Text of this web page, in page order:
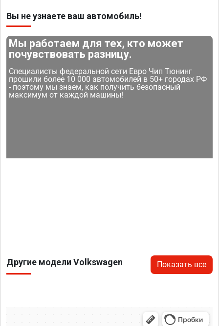
Вы не узнаете ваш автомобиль!
Мы работаем для тех, кто может
почувствовать разницу.
Специалисты федеральной сети Евро Чип Тюнинг
прошили более 10 000 автомобилей в 50+ городах РФ
- поэтому мы знаем, как получить безопасный
максимум от каждой машины!
Другие модели Volkswagen Показать все